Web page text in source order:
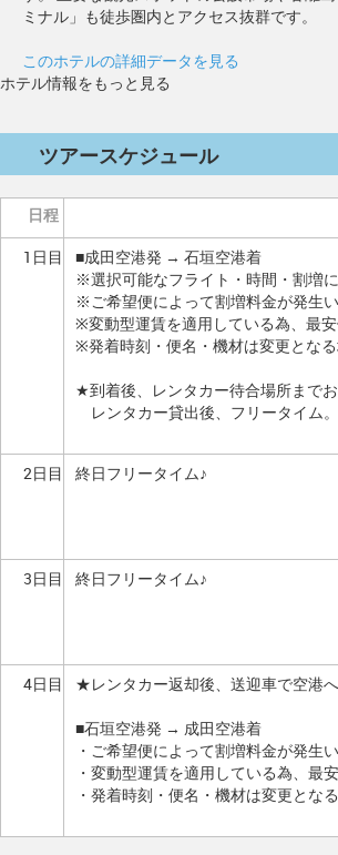
ミナル」も徒歩圏内とアクセス抜群です。
このホテルの詳細データを見る
ホテル情報をもっと見る
ツアースケジュール
日程
1日目
■成田空港発 → 石垣空港着
※選択可能なフライト・時間・割増
※ご希望便によって割増料金が発生い
※変動型運賃を適用している為、最
※発着時刻・便名・機材は変更となる
★到着後、レンタカー待合場所まで
レンタカー貸出後、フリータイム。
2日目 終日フリータイム♪
3日目 終日フリータイム♪
4日目 ★レンタカー返却後、送迎車で空港へ
■石垣空港発 → 成田空港着
・ご希望便によって割増料金が発生い
・変動型運賃を適用している為、最
・発着時刻・便名・機材は変更とな